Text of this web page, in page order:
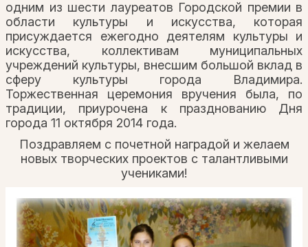
одним из шести лауреатов Городской премии в
области культуры и искусства, которая
присуждается ежегодно деятелям культуры и
искусства, коллективам муниципальных
учреждений культуры, внесшим большой вклад в
сферу культуры города Владимира.
Торжественная церемония вручения была, по
традиции, приурочена к празднованию Дня
города 11 октября 2014 года.
Поздравляем с почетной наградой и желаем
новых творческих проектов с талантливыми
учениками!